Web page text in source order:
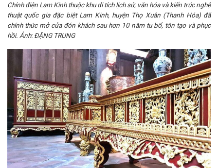
Chính điện Lam Kinh thuộc khu di tích lịch sử, văn hóa và kiến trúc nghệ
thuật quốc gia đặc biệt Lam Kinh, huyện Thọ Xuân (Thanh Hóa) đã
chính thức mở cửa đón khách sau hơn 10 năm tu bổ, tôn tạo và phục
hồi. Ảnh: ĐẶNG TRUNG